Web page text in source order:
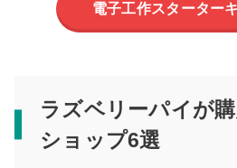
電子工作スターター
ラズベリーパイが
ショップ6選